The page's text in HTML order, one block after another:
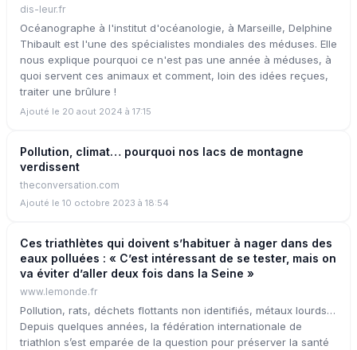
dis-leur.fr
Océanographe à l'institut d'océanologie, à Marseille, Delphine
Thibault est l'une des spécialistes mondiales des méduses. Elle
nous explique pourquoi ce n'est pas une année à méduses, à
quoi servent ces animaux et comment, loin des idées reçues,
traiter une brûlure !
Ajouté le 20 aout 2024 à 17:15
Pollution, climat… pourquoi nos lacs de montagne
verdissent
theconversation.com
Ajouté le 10 octobre 2023 à 18:54
Ces triathlètes qui doivent s’habituer à nager dans des
eaux polluées : « C’est intéressant de se tester, mais on
va éviter d’aller deux fois dans la Seine »
www.lemonde.fr
Pollution, rats, déchets flottants non identifiés, métaux lourds…
Depuis quelques années, la fédération internationale de
triathlon s’est emparée de la question pour préserver la santé